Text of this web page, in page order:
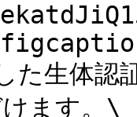
た生体認
けます。\